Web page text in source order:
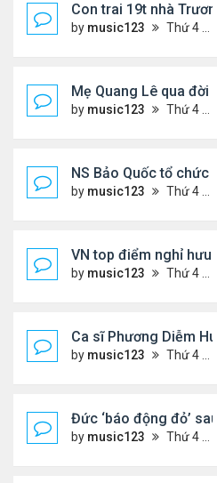
Con trai 19t nhà
by music123 Thứ 4 Tháng 8 05, 2026 7:03 pm
Mẹ Quang Lê qua đời
by music123 Thứ 4 Tháng 8 05, 2026 6:53 pm
NS Bảo Quốc tổ chức
by music123 Thứ 4 Tháng 8 05, 2026 6:51 pm
VN top điểm nghỉ hưu
by music123 Thứ 4 Tháng 8 05, 2026 6:46 pm
Ca sĩ Phương Diễm
by music123 Thứ 4 Tháng 8 05, 2026 6:38 pm
Đức ‘báo động đỏ’
by music123 Thứ 4 Tháng 8 05, 2026 6:28 pm